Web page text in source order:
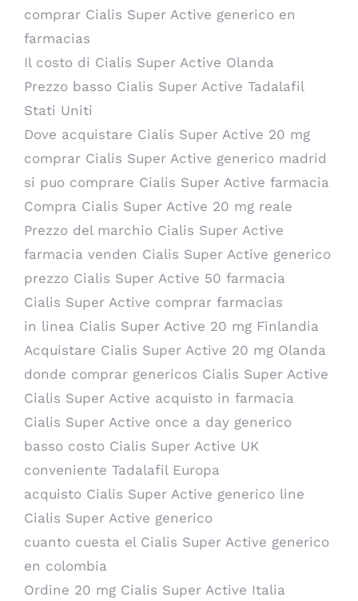
comprar Cialis Super Active generico en
farmacias
Il costo di Cialis Super Active Olanda
Prezzo basso Cialis Super Active Tadalafil
Stati Uniti
Dove acquistare Cialis Super Active 20 mg
comprar Cialis Super Active generico madrid
si puo comprare Cialis Super Active farmacia
Compra Cialis Super Active 20 mg reale
Prezzo del marchio Cialis Super Active
farmacia venden Cialis Super Active generico
prezzo Cialis Super Active 50 farmacia
Cialis Super Active comprar farmacias
in linea Cialis Super Active 20 mg Finlandia
Acquistare Cialis Super Active 20 mg Olanda
donde comprar genericos Cialis Super Active
Cialis Super Active acquisto in farmacia
Cialis Super Active once a day generico
basso costo Cialis Super Active UK
conveniente Tadalafil Europa
acquisto Cialis Super Active generico line
Cialis Super Active generico
cuanto cuesta el Cialis Super Active generico
en colombia
Ordine 20 mg Cialis Super Active Italia